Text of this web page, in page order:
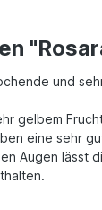
und
gelbem
eine sehr
Augen lässt